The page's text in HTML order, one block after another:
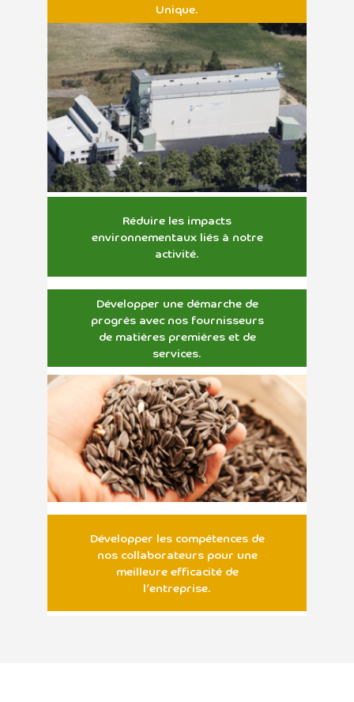
Unique.
Réduire les impacts
environnementaux liés à notre
activité.
Développer une démarche de
progrès avec nos fournisseurs
de matières premières et de
services.
Développer les compétences de
nos collaborateurs pour une
meilleure efficacité de
l’entreprise.